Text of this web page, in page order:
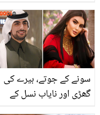
شوہر کے بارے میں کیا کہہ
دیا؟
سونے کے جوتے، ہیرے کی
گھڑی اور نایاب نسل کے